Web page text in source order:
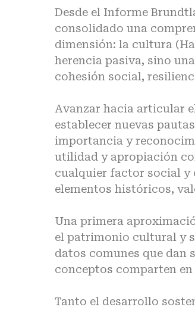
Desde el Informe
consolidado una
dimensión: la cultura
herencia pasiva, sino
cohesión social,
Avanzar hacia articular
establecer nuevas
importancia y
utilidad y apropiación
cualquier factor social y
elementos históricos,
Una primera
el patrimonio cultural y
datos comunes que dan
conceptos comparten
Tanto el desarrollo